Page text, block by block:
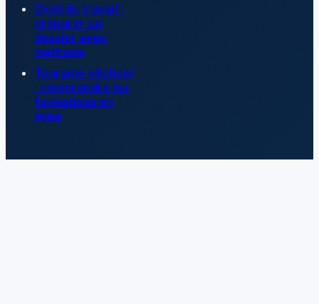
Droit du travail :
préparer un
dossier avec
méthode
Touraine eSchool
: comprendre les
formations en
ligne